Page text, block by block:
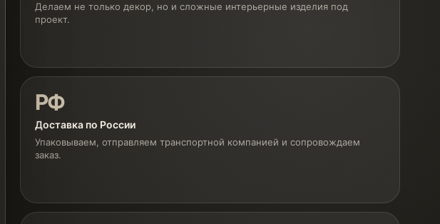
Делаем не только декор, но и сложные интерьерные изделия под
проект.
РФ
Доставка по России
Упаковываем, отправляем транспортной компанией и сопровождаем
заказ.